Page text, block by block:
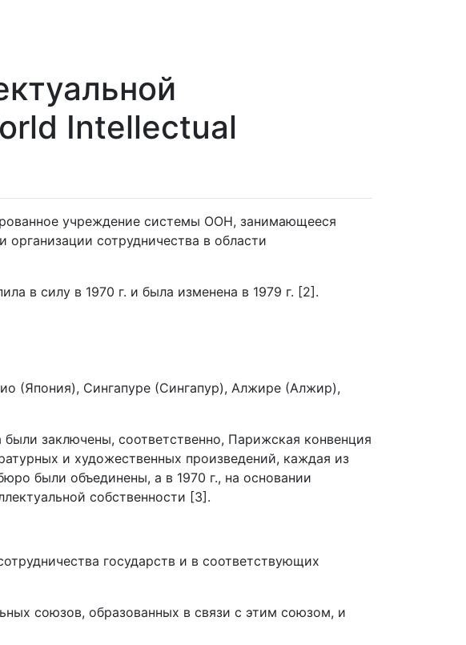
Intellectual
учреждение системы ООН, занимающееся
сотрудничества в области
в силу в 1970 г. и была изменена в 1979 г. [2].
(Япония), Сингапуре (Сингапур), Алжире (Алжир),
заключены, соответственно, Парижская конвенция
и художественных произведений, каждая из
были объединены, а в 1970 г., на основании
собственности [3].
государств и в соответствующих
союзов, образованных в связи с этим союзом, и